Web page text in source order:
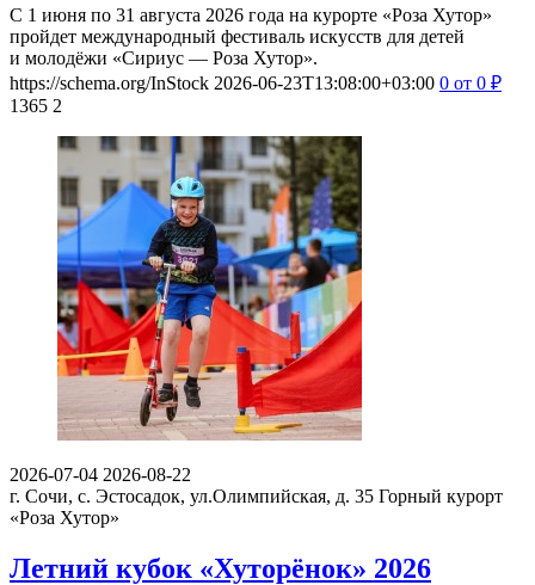
С 1 июня по 31 августа 2026 года на курорте «Роза Хутор»
пройдет международный фестиваль искусств для детей
и молодёжи «Сириус — Роза Хутор».
https://schema.org/InStock 2026-06-23T13:08:00+03:00 0 от 0 ₽
1365 2
2026-07-04 2026-08-22
г. Сочи, с. Эстосадок, ул.Олимпийская, д. 35 Горный курорт
«Роза Хутор»
Летний кубок «Хуторёнок» 2026